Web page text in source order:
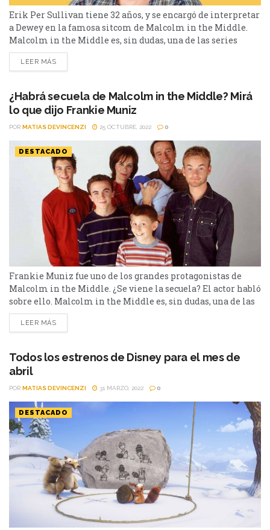
Erik Per Sullivan tiene 32 años, y se encargó de interpretar
a Dewey en la famosa sitcom de Malcolm in the Middle.
Malcolm in the Middle es, sin dudas, una de las series
televisivas más importantes en la historia. Protagonizada
por Frankie Muniz (Malcolm), Justin Berfield (Reese),
(Dewey), Jane Kaczmarek (Lois) y Bryan Cranston (Hal); la
producción tuvo...
LEER MÁS
¿Habrá secuela de Malcolm in the Middle? Mirá
lo que dijo Frankie Muniz
POR MATIAS DEVINCENZI 25 OCTUBRE, 2022 0
DESTACADO
Frankie Muniz fue uno de los grandes protagonistas de
Malcolm in the Middle. ¿Se viene la secuela? El actor habló
sobre ello. Malcolm in the Middle es, sin dudas, una de las
series televisivas más importantes en la historia.
Protagonizada por Frankie Muniz (Malcolm), Justin
Sullivan (Dewey), Jane Kaczmarek (Lois) y Bryan Cranston
(Hal); la producción...
LEER MÁS
Todos los estrenos de Disney para el mes de
abril
POR MATIAS DEVINCENZI 31 MARZO, 2022 0
DESTACADO